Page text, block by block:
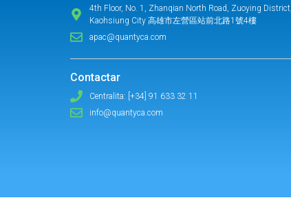
4th Floor, No. 1, Zhanqian North Road, Zuoying District,
Kaohsiung City 高雄市左營區站前北路1號4樓
apac@quantyca.com
Contactar
Centralita: [+34] 91 633 32 11
info@quantyca.com